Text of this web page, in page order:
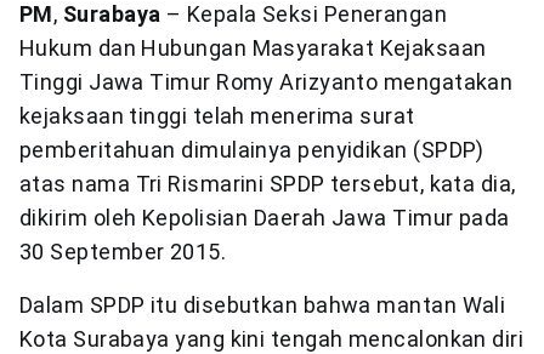
PM, Surabaya – Kepala Seksi Penerangan
Hukum dan Hubungan Masyarakat Kejaksaan
Tinggi Jawa Timur Romy Arizyanto mengatakan
kejaksaan tinggi telah menerima surat
pemberitahuan dimulainya penyidikan (SPDP)
atas nama Tri Rismarini SPDP tersebut, kata dia,
dikirim oleh Kepolisian Daerah Jawa Timur pada
30 September 2015.
Dalam SPDP itu disebutkan bahwa mantan Wali
Kota Surabaya yang kini tengah mencalonkan diri